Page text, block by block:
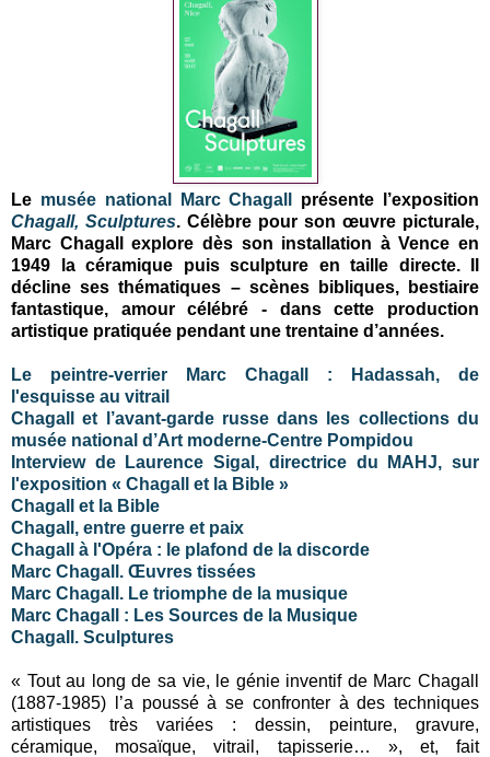
Le musée national Marc Chagall
présente l’exposition
Chagall, Sculptures. Célèbre pour son œuvre picturale,
Marc Chagall explore dès son installation à Vence en
1949 la céramique puis sculpture en taille directe. Il
décline ses thématiques – scènes bibliques, bestiaire
fantastique, amour célébré - dans cette production
artistique pratiquée pendant une trentaine d’années.
Le peintre-verrier Marc Chagall : Hadassah, de
l'esquisse au vitrail
Chagall et l’avant-garde russe dans les collections du
musée national d’Art moderne-Centre Pompidou
Interview de Laurence Sigal, directrice du MAHJ, sur
l'exposition « Chagall et la Bible »
Chagall et la Bible
Chagall, entre guerre et paix
Chagall à l'Opéra : le plafond de la discorde
Marc Chagall. Œuvres tissées
Marc Chagall. Le triomphe de la musique
Marc Chagall : Les Sources de la Musique
Chagall. Sculptures
« Tout au long de sa vie, le génie inventif de Marc Chagall
(1887-1985) l’a poussé à se confronter à des techniques
artistiques très variées : dessin, peinture, gravure,
céramique, mosaïque, vitrail, tapisserie… », et, fait